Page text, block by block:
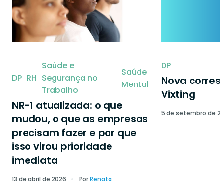
DP RH
Saúde e
Segurança no
Trabalho
Saúde
Mental
NR-1 atualizada: o que
mudou, o que as empresas
precisam fazer e por que
isso virou prioridade
imediata
13 de abril de 2026 PorRenata
DP
Nova
Vixting
5 de setembro de